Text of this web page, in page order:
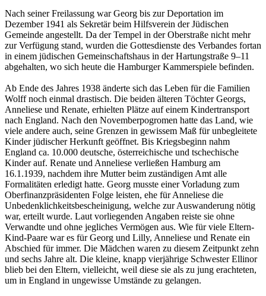
Nach seiner Freilassung war Georg bis zur Deportation im
Dezember 1941 als Sekretär beim Hilfsverein der Jüdischen
Gemeinde angestellt. Da der Tempel in der Oberstraße nicht mehr
zur Verfügung stand, wurden die Gottesdienste des Verbandes fortan
in einem jüdischen Gemeinschaftshaus in der Hartungstraße 9–11
abgehalten, wo sich heute die Hamburger Kammerspiele befinden.
Ab Ende des Jahres 1938 änderte sich das Leben für die Familien
Wolff noch einmal drastisch. Die beiden älteren Töchter Georgs,
Anneliese und Renate, erhielten Plätze auf einem Kindertransport
nach England. Nach den Novemberpogromen hatte das Land, wie
viele andere auch, seine Grenzen in gewissem Maß für unbegleitete
Kinder jüdischer Herkunft geöffnet. Bis Kriegsbeginn nahm
England ca. 10.000 deutsche, österreichische und tschechische
Kinder auf. Renate und Anneliese verließen Hamburg am
16.1.1939, nachdem ihre Mutter beim zuständigen Amt alle
Formalitäten erledigt hatte. Georg musste einer Vorladung zum
Oberfinanzpräsidenten Folge leisten, ehe für Anneliese die
Unbedenklichkeitsbescheinigung, welche zur Auswanderung nötig
war, erteilt wurde. Laut vorliegenden Angaben reiste sie ohne
Verwandte und ohne jegliches Vermögen aus. Wie für viele Eltern-
Kind-Paare war es für Georg und Lilly, Anneliese und Renate ein
Abschied für immer. Die Mädchen waren zu diesem Zeitpunkt zehn
und sechs Jahre alt. Die kleine, knapp vierjährige Schwester Ellinor
blieb bei den Eltern, vielleicht, weil diese sie als zu jung erachteten,
um in England in ungewisse Umstände zu gelangen.